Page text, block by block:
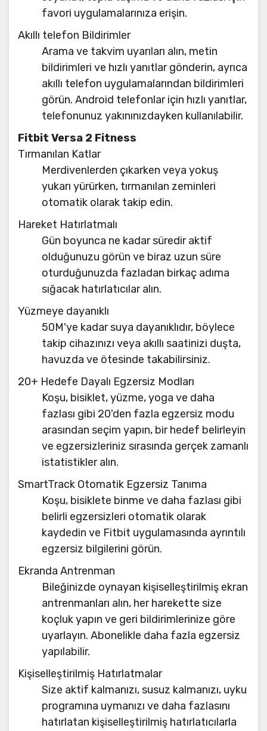
favori uygulamalarınıza erişin.
Akıllı telefon Bildirimler
Arama ve takvim uyarıları alın, metin
bildirimleri ve hızlı yanıtlar gönderin, ayrıca
akıllı telefon uygulamalarından bildirimleri
görün. Android telefonlar için hızlı yanıtlar,
telefonunuz yakınınızdayken kullanılabilir.
Fitbit Versa 2 Fitness
Tırmanılan Katlar
Merdivenlerden çıkarken veya yokuş
yukarı yürürken, tırmanılan zeminleri
otomatik olarak takip edin.
Hareket Hatırlatmalı
Gün boyunca ne kadar süredir aktif
olduğunuzu görün ve biraz uzun süre
oturduğunuzda fazladan birkaç adıma
sığacak hatırlatıcılar alın.
Yüzmeye dayanıklı
50M'ye kadar suya dayanıklıdır, böylece
takip cihazınızı veya akıllı saatinizi duşta,
havuzda ve ötesinde takabilirsiniz.
20+ Hedefe Dayalı Egzersiz Modları
Koşu, bisiklet, yüzme, yoga ve daha
fazlası gibi 20'den fazla egzersiz modu
arasından seçim yapın, bir hedef belirleyin
ve egzersizleriniz sırasında gerçek zamanlı
istatistikler alın.
SmartTrack Otomatik Egzersiz Tanıma
Koşu, bisiklete binme ve daha fazlası gibi
belirli egzersizleri otomatik olarak
kaydedin ve Fitbit uygulamasında ayrıntılı
egzersiz bilgilerini görün.
Ekranda Antrenman
Bileğinizde oynayan kişiselleştirilmiş ekran
antrenmanları alın, her harekette size
koçluk yapın ve geri bildirimlerinize göre
uyarlayın. Abonelikle daha fazla egzersiz
yapılabilir.
Kişiselleştirilmiş Hatırlatmalar
Size aktif kalmanızı, susuz kalmanızı, uyku
programına uymanızı ve daha fazlasını
hatırlatan kişiselleştirilmiş hatırlatıcılarla